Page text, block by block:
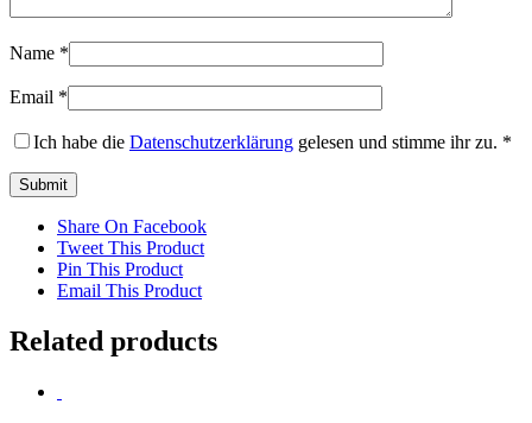
Name *
Email *
Ich habe die Datenschutzerklärung gelesen und stimme ihr zu. *
Share On Facebook
Tweet This Product
Pin This Product
Email This Product
Related products